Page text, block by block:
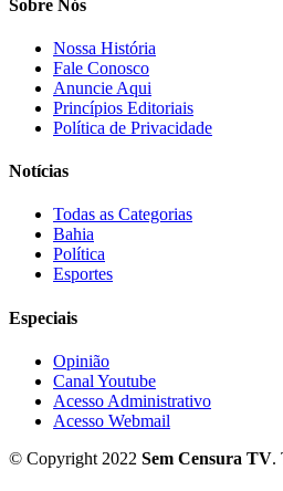
Sobre Nós
Nossa História
Fale Conosco
Anuncie Aqui
Princípios Editoriais
Política de Privacidade
Notícias
Todas as Categorias
Bahia
Política
Esportes
Especiais
Opinião
Canal Youtube
Acesso Administrativo
Acesso Webmail
© Copyright 2022 Sem Censura TV.